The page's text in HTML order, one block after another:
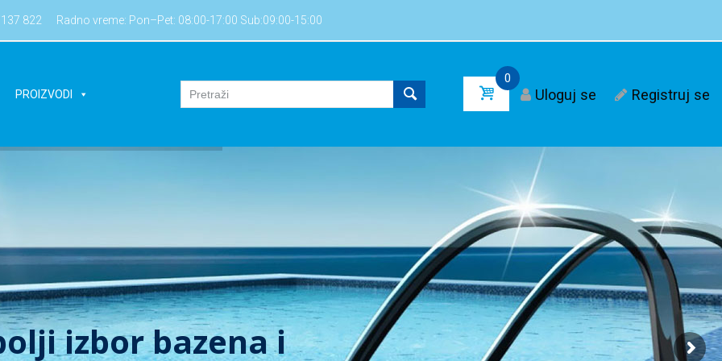
822 Radno vreme: Pon–Pet: 08:00-17:00 Sub:09:00-15:00
PROIZVODI
0
Uloguj se Registruj se
izbor bazena i